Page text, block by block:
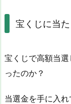
宝くじに当
宝くじで高額当
ったのか？
当選金を手に入